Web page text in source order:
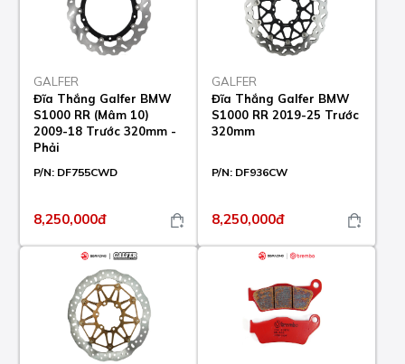
GALFER
Đĩa Thắng Galfer BMW
S1000 RR (Mâm 10)
2009-18 Trước 320mm -
Phải
P/N: DF755CWD
8,250,000đ
GALFER
Đĩa Thắng Galfer BMW
S1000 RR 2019-25 Trước
320mm
P/N: DF936CW
8,250,000đ